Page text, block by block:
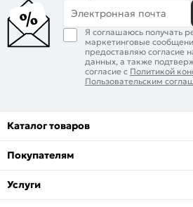
Электронная почта
Я соглашаюсь получать
маркетинговые
предоставляю согласие
данных, а также
согласие с Политикой
Пользовательским
Каталог товаров
Покупателям
Услуги